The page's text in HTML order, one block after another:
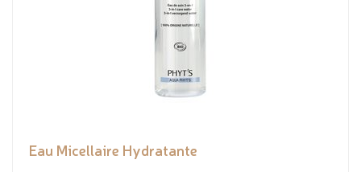
Eau Micellaire Hydratante